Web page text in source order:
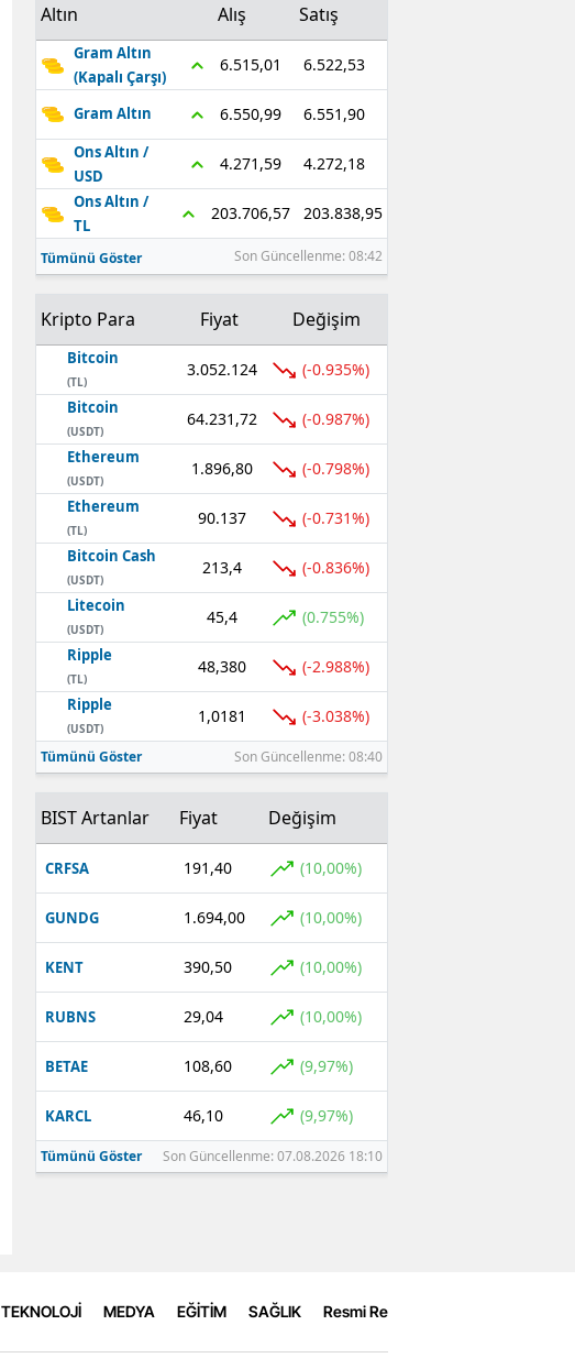
Altın Alış Satış
Gram Altın
(Kapalı Çarşı)
6.515,01 6.522,53
Gram Altın 6.550,99 6.551,90
Ons Altın /
USD
4.271,59 4.272,18
Ons Altın /
TL
203.706,57 203.838,95
Tümünü Göster Son Güncellenme: 08:42
Kripto Para Fiyat Değişim
Bitcoin
(TL)
3.052.124 (-0.935%)
Bitcoin
(USDT)
64.231,72 (-0.987%)
Ethereum
(USDT)
1.896,80 (-0.798%)
Ethereum
(TL)
90.137 (-0.731%)
Bitcoin Cash
(USDT)
213,4 (-0.836%)
Litecoin
(USDT)
45,4 (0.755%)
Ripple
(TL)
48,380 (-2.988%)
Ripple
(USDT)
1,0181 (-3.038%)
Tümünü Göster Son Güncellenme: 08:40
BIST Artanlar Fiyat Değişim
CRFSA 191,40 (10,00%)
GUNDG 1.694,00 (10,00%)
KENT 390,50 (10,00%)
RUBNS 29,04 (10,00%)
BETAE 108,60 (9,97%)
KARCL 46,10 (9,97%)
Tümünü Göster Son Güncellenme: 07.08.2026 18:10
TEKNOLOJİ MEDYA EĞİTİM SAĞLIK Resmi Reklamlar